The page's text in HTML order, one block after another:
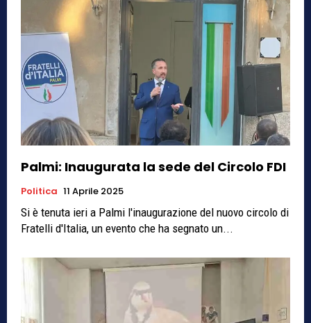
Palmi: Inaugurata la sede del Circolo FDI
Politica 11 Aprile 2025
Si è tenuta ieri a Palmi l'inaugurazione del nuovo circolo di
Fratelli d'Italia, un evento che ha segnato un...